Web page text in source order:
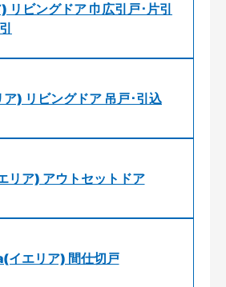
ビングドア 巾広引戸･片引
) リビングドア 吊戸･引込
リア) アウトセットドア
イエリア) 間仕切戸